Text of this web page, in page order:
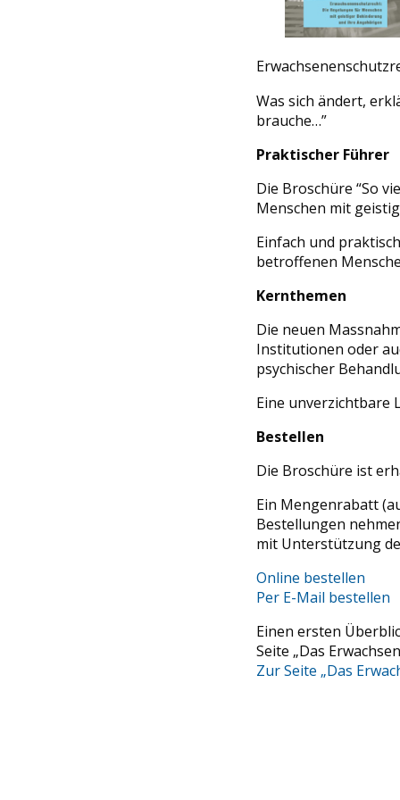
Was sich ändert,
brauche…”
Praktischer Führer
Die Broschüre “So
Menschen mit
Einfach und
betroffenen
Kernthemen
Die neuen
Institutionen oder
psychischer
Eine unverzichtbare
Bestellen
Die Broschüre ist
Ein Mengenrabatt
Bestellungen
mit Unterstützung
Online bestellen
Per E-Mail bestellen
Einen ersten
Seite „Das
Zur Seite „Das